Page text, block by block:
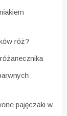
róż?
pajęczaki w